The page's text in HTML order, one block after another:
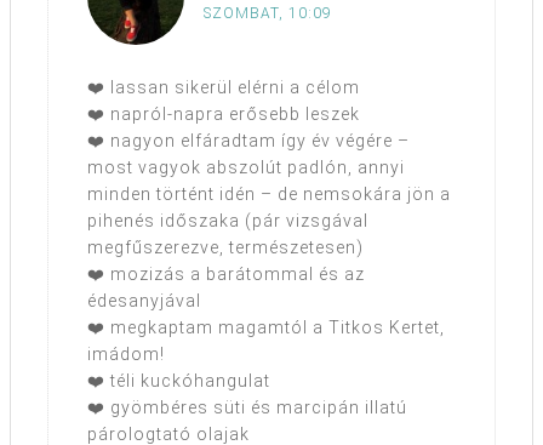
SZOMBAT, 10:09
❤️ lassan sikerül elérni a célom
❤️ napról-napra erősebb leszek
❤️ nagyon elfáradtam így év végére –
most vagyok abszolút padlón, annyi
minden történt idén – de nemsokára jön a
pihenés időszaka (pár vizsgával
megfűszerezve, természetesen)
❤️ mozizás a barátommal és az
édesanyjával
❤️ megkaptam magamtól a Titkos Kertet,
imádom!
❤️ téli kuckóhangulat
❤️ gyömbéres süti és marcipán illatú
párologtató olajak